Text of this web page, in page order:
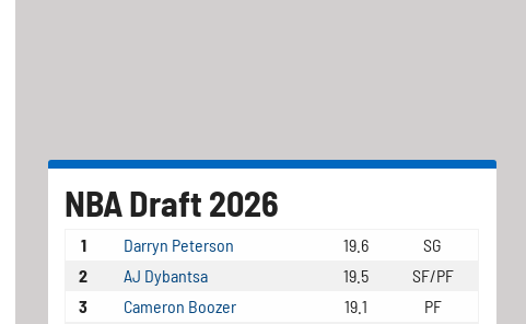
NBA Draft 2026
1 Darryn Peterson 19.6
SG
2
AJ Dybantsa 19.5
SF/PF
3
Cameron Boozer 19.1
PF